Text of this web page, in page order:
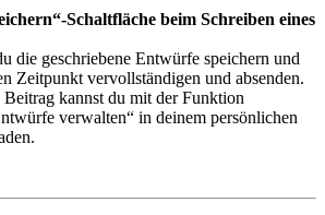
Schaltfläche beim Schreiben eines
die geschriebene Entwürfe speichern und
Zeitpunkt vervollständigen und absenden.
Beitrag kannst du mit der Funktion
verwalten“ in deinem persönlichen